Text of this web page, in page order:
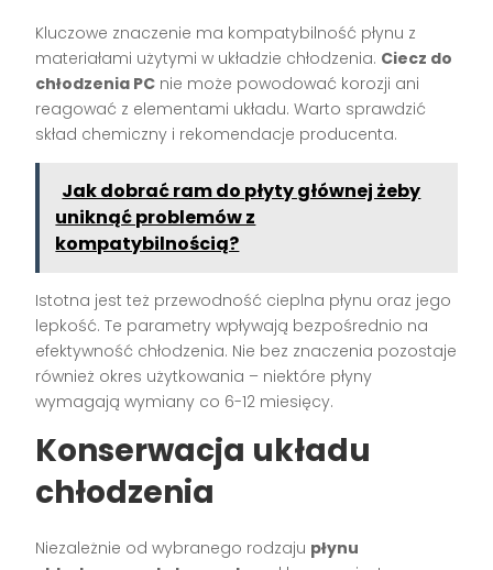
Kluczowe znaczenie ma kompatybilność płynu z
materiałami użytymi w układzie chłodzenia. Ciecz do
chłodzenia PC nie może powodować korozji ani
reagować z elementami układu. Warto sprawdzić
skład chemiczny i rekomendacje producenta.
Jak dobrać ram do płyty głównej żeby
uniknąć problemów z
kompatybilnością?
Istotna jest też przewodność cieplna płynu oraz jego
lepkość. Te parametry wpływają bezpośrednio na
efektywność chłodzenia. Nie bez znaczenia pozostaje
również okres użytkowania – niektóre płyny
wymagają wymiany co 6-12 miesięcy.
Konserwacja układu
chłodzenia
Niezależnie od wybranego rodzaju płynu